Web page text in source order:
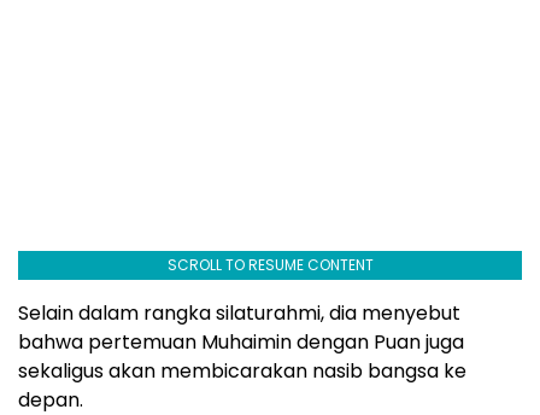
SCROLL TO RESUME CONTENT
Selain dalam rangka silaturahmi, dia menyebut
bahwa pertemuan Muhaimin dengan Puan juga
sekaligus akan membicarakan nasib bangsa ke
depan.